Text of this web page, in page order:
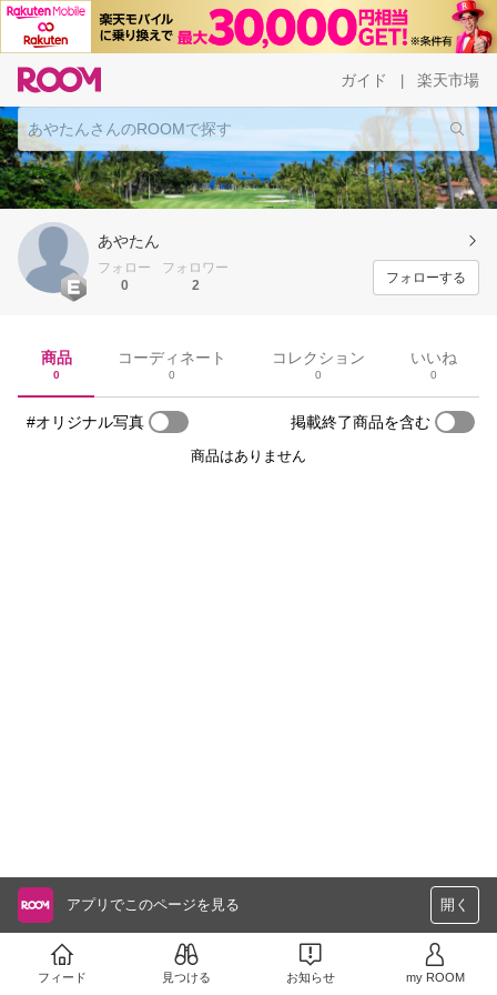
ガイド 楽天市場
あやたん
フォロー
0
フォロワー
2
フォローする
商品
0
コーディネート
0
コレクション
0
いいね
0
#オリジナル写真 掲載終了商品を含む
商品はありません
アプリでこのページを見る 開く
フィード 見つける お知らせ my ROOM